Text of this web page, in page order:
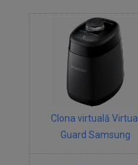
Clona virtuală Virtual
Guard Samsung